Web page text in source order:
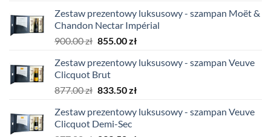
wynosiła:
857.00 zł.
wynosi:
814.15 zł.
Zestaw prezentowy luksusowy - szampan Moët &
Chandon Nectar Impérial
900.00zł Pierwotna
wynosiła:
900.00 zł.
855.00złAktualna
wynosi:
Zestaw prezentowy luksusowy - szampan Veuve
Clicquot Brut
877.00zł Pierwotna
wynosiła:
877.00 zł.
833.50złAktualna
wynosi:
Zestaw prezentowy luksusowy - szampan Veuve
Clicquot Demi-Sec